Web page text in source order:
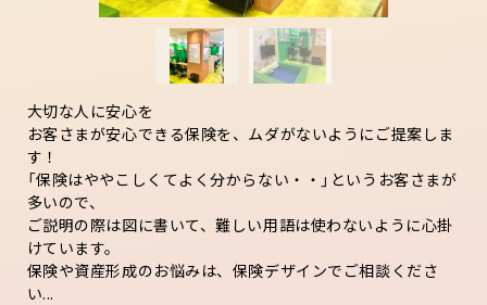
大切な人に安心を
お客さまが安心できる保険を、ムダがないようにご提案しま
す！
「保険はややこしくてよく分からない・・」というお客さまが
多いので、
ご説明の際は図に書いて、難しい用語は使わないように心掛
けています。
保険や資産形成のお悩みは、保険デザインでご相談くださ
い...